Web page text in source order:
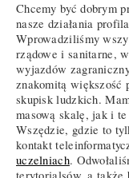
Chcemy być dobrym
nasze działania
Wprowadziliśmy
rządowe i sanitarne,
wyjazdów
znakomitą większość
skupisk ludzkich.
masową skalę, jak i
Wszędzie, gdzie to
kontakt
uczelniach.